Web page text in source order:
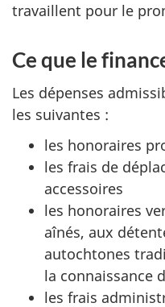
travaillent pour le
Ce que le
Les dépenses
les suivantes :
les honoraires
les frais de
accessoires
les honoraires
aînés, aux
autochtones
la connaissance
les frais